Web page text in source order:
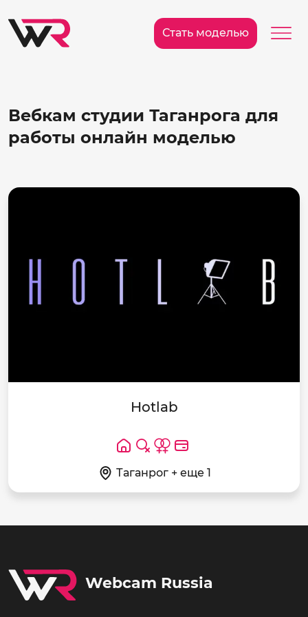
Стать моделью
Вебкам студии Таганрога для
работы онлайн моделью
Hotlab
Таганрог + еще 1
Webcam Russia